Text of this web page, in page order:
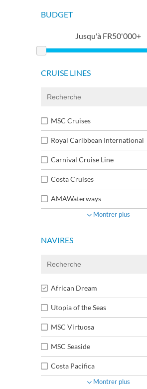
BUDGET
Jusqu'à FR50'000+
CRUISE LINES
MSC Cruises
Royal Caribbean International
Carnival Cruise Line
Costa Cruises
AMAWaterways
Montrer plus
NAVIRES
African Dream
Utopia of the Seas
MSC Virtuosa
MSC Seaside
Costa Pacifica
Montrer plus